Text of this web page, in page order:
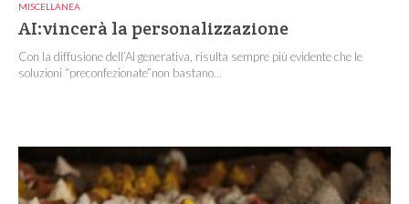
MISCELLANEA
AI:vincerà la personalizzazione
Con la diffusione dell’AI generativa, risulta sempre più evidente che le
soluzioni “preconfezionate”non bastano...